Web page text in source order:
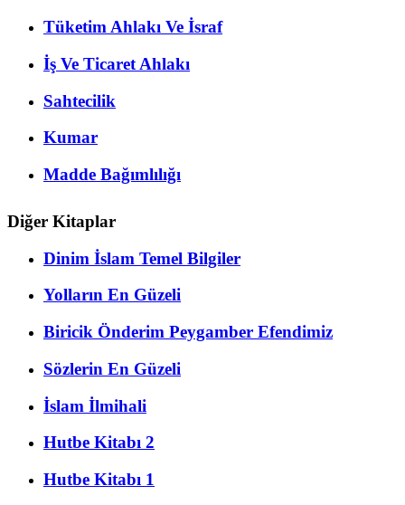
Tüketim Ahlakı Ve İsraf
İş Ve Ticaret Ahlakı
Sahtecilik
Kumar
Madde Bağımlılığı
Diğer Kitaplar
Dinim İslam Temel Bilgiler
Yolların En Güzeli
Biricik Önderim Peygamber Efendimiz
Sözlerin En Güzeli
İslam İlmihali
Hutbe Kitabı 2
Hutbe Kitabı 1